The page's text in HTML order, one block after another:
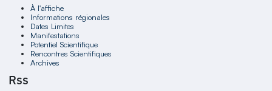
À l'affiche
Informations régionales
Dates Limites
Manifestations
Potentiel Scientifique
Rencontres Scientifiques
Archives
Rss